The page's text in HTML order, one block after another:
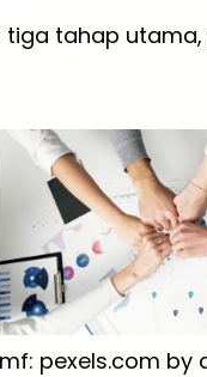
tahap utama,
pexels.com by